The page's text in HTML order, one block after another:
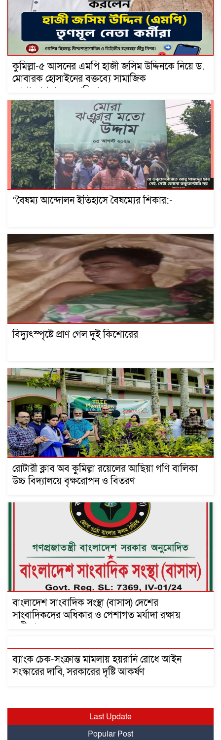
কুমিল্লা-৫ আসনের এমপি হাজী জসিম উদ্দিনকে নিয়ে ড.
মোবারক হোসাইনের বক্তব্যে সামাজিক
যোগাযোগমাধ্যমে প্রতিবাদ
“বৈষম্য আন্দোলন ইতিহাসে বৈষম্যের শিকার:-
বিদ্যুৎস্পৃষ্টে প্রাণ গেল দুই কিশোরের
রোটারী ক্লাব অব কুমিল্লা রয়েলের আছিয়া গণি বালিকা
উচ্চ বিদ্যালয়ে বৃক্ষরোপন ও বিতরণ
বাংলাদেশ সাংবাদিক সংস্থা (বাসাস) দেশের
সাংবাদিকদের অধিকার ও পেশাগত মর্যাদা রক্ষায়
অঙ্গীকারবদ্ধ
ব্যাংক চেক-সংক্রান্ত মামলায় হয়রানি রোধে আইন
সংস্কারের দাবি, সরকারের দৃষ্টি আকর্ষণ
Last Update
Popular Post